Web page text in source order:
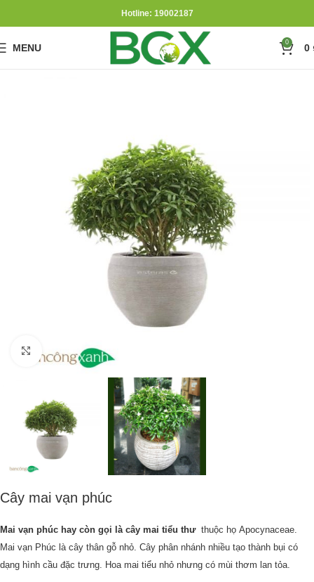
Hotline: 19002187
MENU 0 0
Click to enlarge
Cây mai vạn phúc
Mai vạn phúc hay còn gọi là cây mai tiểu thư thuộc họ Apocynaceae.
Mai vạn Phúc là cây thân gỗ nhỏ. Cây phân nhánh nhiều tạo thành bụi có
dạng hình cầu đặc trưng. Hoa mai tiểu nhỏ nhưng có mùi thơm lan tỏa.